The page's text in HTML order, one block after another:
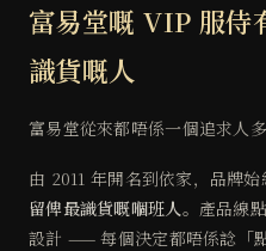
富易堂嘅 VIP 服侍
識貨嘅人
富易堂從來都唔係一個追求人多
由 2011 年開名到依家，品牌
留俾最識貨嘅嗰班人。產品線
設計 —— 每個決定都唔係諗「